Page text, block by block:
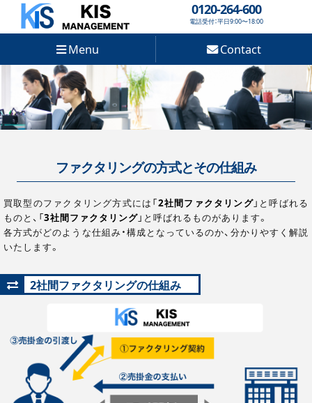
0120-264-600
電話受付：平日9:00〜18:00
Menu Contact
ファクタリングの方式とその仕組み
買取型のファクタリング方式には「2社間ファクタリング」と呼ばれる
ものと、「3社間ファクタリング」と呼ばれるものがあります。
各方式がどのような仕組み・構成となっているのか、分かりやすく解説
いたします。
2社間ファクタリングの仕組み